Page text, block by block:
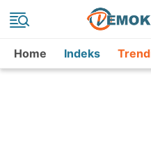
Home Indeks